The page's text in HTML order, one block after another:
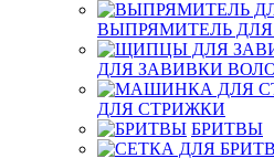
ВЫПРЯМИТЕЛЬ
ДЛЯ ЗАВИВКИ
ДЛЯ СТРИЖКИ
БРИТВЫ